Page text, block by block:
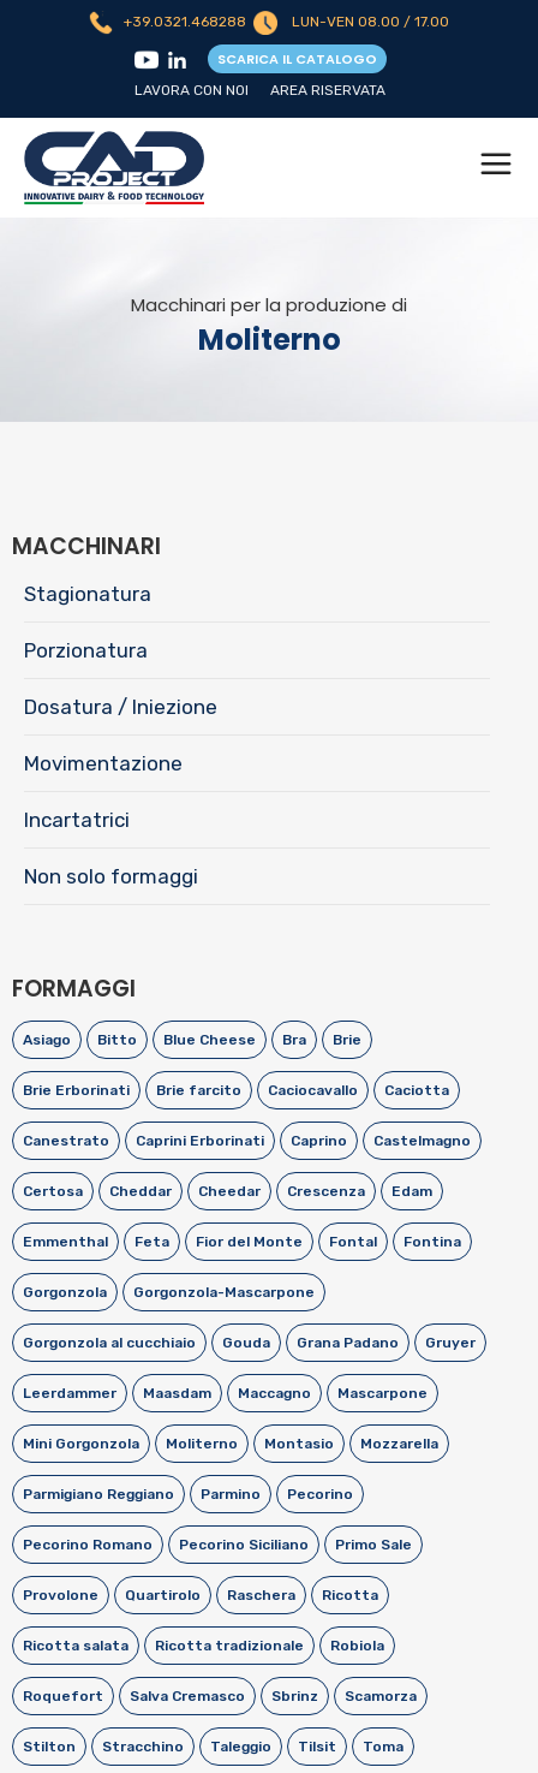
+39.0321.468288 LUN-VEN 08.00 / 17.00
SCARICA IL CATALOGO
LAVORA CON NOI AREA RISERVATA
Macchinari per la produzione di
Moliterno
MACCHINARI
Stagionatura
Porzionatura
Dosatura / Iniezione
Movimentazione
Incartatrici
Non solo formaggi
FORMAGGI
Asiago Bitto Blue Cheese Bra Brie
Brie Erborinati Brie farcito Caciocavallo Caciotta
Canestrato Caprini Erborinati Caprino Castelmagno
Certosa Cheddar Cheedar Crescenza Edam
Emmenthal Feta Fior del Monte Fontal Fontina
Gorgonzola Gorgonzola-Mascarpone
Gorgonzola al cucchiaio Gouda Grana Padano Gruyer
Leerdammer Maasdam Maccagno Mascarpone
Mini Gorgonzola Moliterno Montasio Mozzarella
Parmigiano Reggiano Parmino Pecorino
Pecorino Romano Pecorino Siciliano Primo Sale
Provolone Quartirolo Raschera Ricotta
Ricotta salata Ricotta tradizionale Robiola
Roquefort Salva Cremasco Sbrinz Scamorza
Stilton Stracchino Taleggio Tilsit Toma